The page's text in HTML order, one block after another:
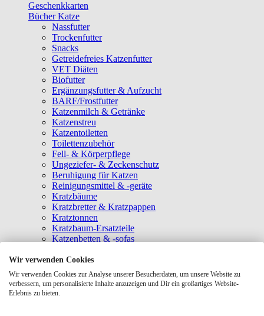
Geschenkkarten
Bücher Katze
Nassfutter
Trockenfutter
Snacks
Getreidefreies Katzenfutter
VET Diäten
Biofutter
Ergänzungsfutter & Aufzucht
BARF/Frostfutter
Katzenmilch & Getränke
Katzenstreu
Katzentoiletten
Toilettenzubehör
Fell- & Körperpflege
Ungeziefer- & Zeckenschutz
Beruhigung für Katzen
Reinigungsmittel & -geräte
Kratzbäume
Kratzbretter & Kratzpappen
Kratztonnen
Kratzbaum-Ersatzteile
Katzenbetten & -sofas
Katzenhäuser
Hängematten & Fensterliegeplätze
Katzendecken & -matten
Baldrian- & Catnipspielzeug
Wir verwenden Cookies
Wir verwenden Cookies zur Analyse unserer Besucherdaten, um unsere Website zu
verbessern, um personalisierte Inhalte anzuzeigen und Dir ein großartiges Website-
Erlebnis zu bieten.